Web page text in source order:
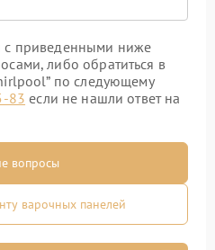
с приведенными ниже
либо обратиться в
по следующему
83 если не нашли ответ на
вопросы
варочных панелей